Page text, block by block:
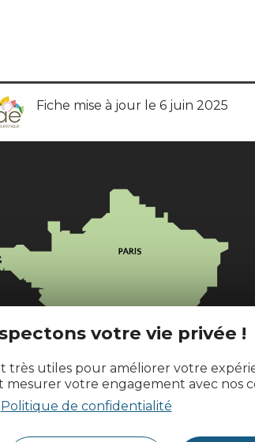
votre vie privée !
très utiles pour améliorer votre
mesurer votre engagement avec nos
Politique de confidentialité
Fiche mise à jour le 6 juin 2025